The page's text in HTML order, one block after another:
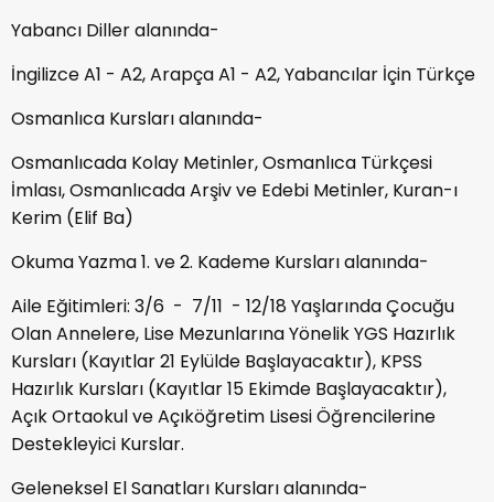
Yabancı Diller alanında-
İngilizce A1 - A2, Arapça A1 - A2, Yabancılar İçin Türkçe
Osmanlıca Kursları alanında-
Osmanlıcada Kolay Metinler, Osmanlıca Türkçesi
İmlası, Osmanlıcada Arşiv ve Edebi Metinler, Kuran-ı
Kerim (Elif Ba)
Okuma Yazma 1. ve 2. Kademe Kursları alanında-
Aile Eğitimleri: 3/6 - 7/11 - 12/18 Yaşlarında Çocuğu
Olan Annelere, Lise Mezunlarına Yönelik YGS Hazırlık
Kursları (Kayıtlar 21 Eylülde Başlayacaktır), KPSS
Hazırlık Kursları (Kayıtlar 15 Ekimde Başlayacaktır),
Açık Ortaokul ve Açıköğretim Lisesi Öğrencilerine
Destekleyici Kurslar.
Geleneksel El Sanatları Kursları alanında-